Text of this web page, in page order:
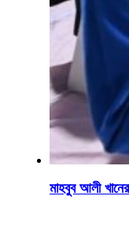
মাহবুব আলী